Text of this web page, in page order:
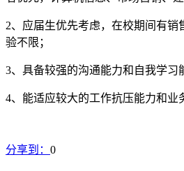
2、应届生优先考虑，在校期间有销
验不限；
3、具备较强的沟通能力和自我学习
4、能适应较大的工作抗压能力和业
分享到： 0